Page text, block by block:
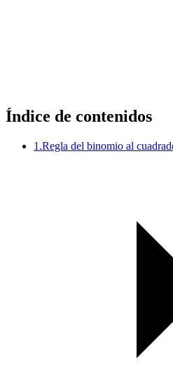
Índice de contenidos
1.Regla del binomio al